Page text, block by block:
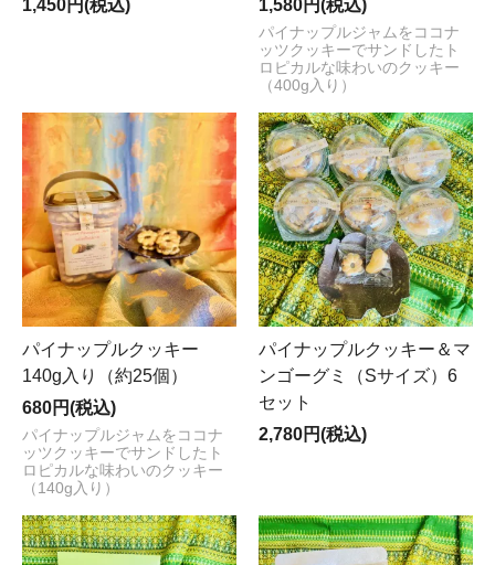
1,450円(税込)
1,580円(税込)
パイナップルジャムをココナ
ッツクッキーでサンドしたト
ロピカルな味わいのクッキー
（400g入り）
パイナップルクッキー
140g入り（約25個）
680円(税込)
パイナップルジャムをココナ
ッツクッキーでサンドしたト
ロピカルな味わいのクッキー
（140g入り）
パイナップルクッキー＆マ
ンゴーグミ（Sサイズ）6
セット
2,780円(税込)